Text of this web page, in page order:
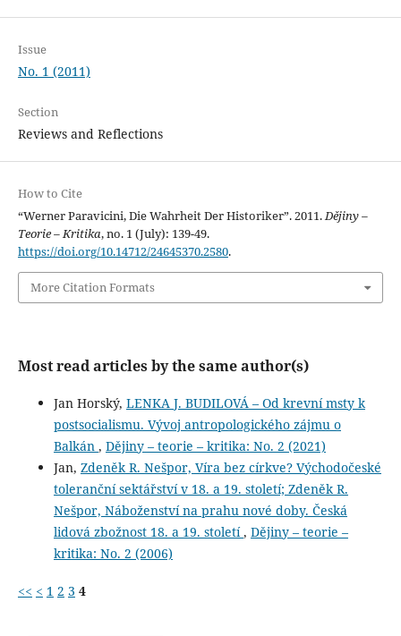
Issue
No. 1 (2011)
Section
Reviews and Reflections
How to Cite
“Werner Paravicini, Die Wahrheit Der Historiker”. 2011.Dějiny –
Teorie – Kritika, no. 1 (July): 139-49.
https://doi.org/10.14712/24645370.2580.
More Citation Formats
Most read articles by the same author(s)
Jan Horský, LENKA J. BUDILOVÁ – Od krevní msty k
postsocialismu. Vývoj antropologického zájmu o
Balkán , Dějiny – teorie – kritika: No. 2 (2021)
Jan, Zdeněk R. Nešpor, Víra bez církve? Východočeské
toleranční sektářství v 18. a 19. století; Zdeněk R.
Nešpor, Náboženství na prahu nové doby. Česká
lidová zbožnost 18. a 19. století, Dějiny – teorie –
kritika: No. 2 (2006)
<< < 1 2 3 4